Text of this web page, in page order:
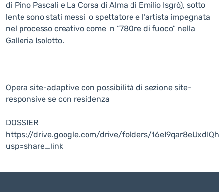
di Pino Pascali e La Corsa di Alma di Emilio Isgrò), sotto
lente sono stati messi lo spettatore e l’artista impegnata
nel processo creativo come in “78Ore di fuoco” nella
Galleria Isolotto.
Opera site-adaptive con possibilità di sezione site-
responsive se con residenza
DOSSIER
https://drive.google.com/drive/folders/
usp=share_link